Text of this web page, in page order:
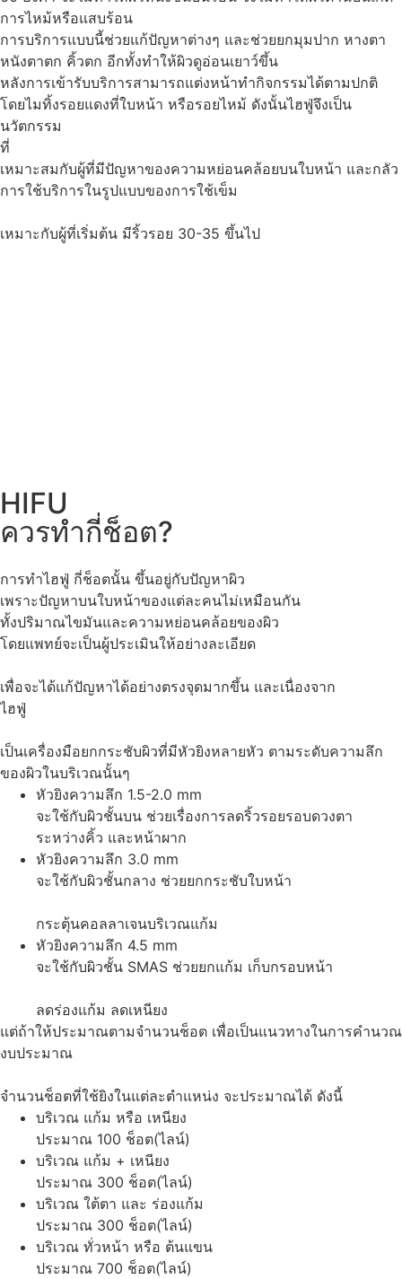
การไหม้หรือแสบร้อน
การบริการแบบนี้ช่วยแก้ปัญหาต่างๆ และช่วยยกมุมปาก หางตา
หนังตาตก คิ้วตก อีกทั้งทำให้ผิวดูอ่อนเยาว์ขึ้น
หลังการเข้ารับบริการสามารถแต่งหน้าทำกิจกรรมได้ตามปกติ
โดยไมทิ้งรอยแดงที่ใบหน้า หรือรอยไหม้ ดังนั้นไฮฟู่จึงเป็น
นวัตกรรม
ที่
เหมาะสมกับผู้ที่มีปัญหาของความหย่อนคล้อยบนใบหน้า และกลัว
การใช้บริการในรูปแบบของการใช้เข็ม
เหมาะกับผู้ที่เริ่มต้น มีริ้วรอย 30-35 ขึ้นไป
HIFU
ควรทํากี่ช็อต?
การทำไฮฟู่ กี่ช็อตนั้น ขึ้นอยู่กับปัญหาผิว
เพราะปัญหาบนใบหน้าของแต่ละคนไม่เหมือนกัน
ทั้งปริมาณไขมันและความหย่อนคล้อยของผิว
โดยแพทย์จะเป็นผู้ประเมินให้อย่างละเอียด
เพื่อจะได้แก้ปัญหาได้อย่างตรงจุดมากขึ้น และเนื่องจาก
ไฮฟู่
เป็นเครื่องมือยกกระชับผิวที่มีหัวยิงหลายหัว ตามระดับความลึก
ของผิวในบริเวณนั้นๆ
หัวยิงความลึก 1.5-2.0 mm
จะใช้กับผิวชั้นบน ช่วยเรื่องการลดริ้วรอยรอบดวงตา
ระหว่างคิ้ว และหน้าผาก
หัวยิงความลึก 3.0 mm
จะใช้กับผิวชั้นกลาง ช่วยยกกระชับใบหน้า
กระตุ้นคอลลาเจนบริเวณแก้ม
หัวยิงความลึก 4.5 mm
จะใช้กับผิวชั้น SMAS ช่วยยกแก้ม เก็บกรอบหน้า
ลดร่องแก้ม ลดเหนียง
แต่ถ้าให้ประมาณตามจำนวนช็อต เพื่อเป็นแนวทางในการคำนวณ
งบประมาณ
จำนวนช็อตที่ใช้ยิงในแต่ละตำแหน่ง จะประมาณได้ ดังนี้
บริเวณ แก้ม หรือ เหนียง
ประมาณ 100 ช็อต(ไลน์)
บริเวณ แก้ม + เหนียง
ประมาณ 300 ช็อต(ไลน์)
บริเวณ ใต้ตา และ ร่องแก้ม
ประมาณ 300 ช็อต(ไลน์)
บริเวณ ทั่วหน้า หรือ ต้นแขน
ประมาณ 700 ช็อต(ไลน์)